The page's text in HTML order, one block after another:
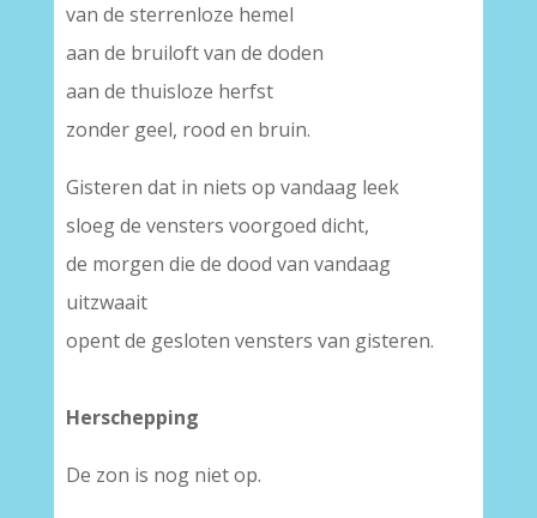
van de sterrenloze hemel
aan de bruiloft van de doden
aan de thuisloze herfst
zonder geel, rood en bruin.
Gisteren dat in niets op vandaag leek
sloeg de vensters voorgoed dicht,
de morgen die de dood van vandaag
uitzwaait
opent de gesloten vensters van gisteren.
Herschepping
De zon is nog niet op.